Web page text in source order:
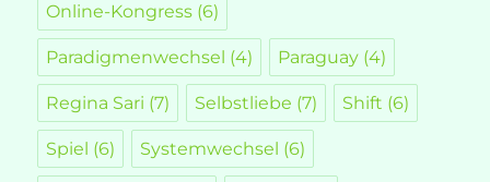
Online-Kongress (6)
Paradigmenwechsel (4) Paraguay (4)
Regina Sari (7) Selbstliebe (7) Shift (6)
Spiel (6) Systemwechsel (6)